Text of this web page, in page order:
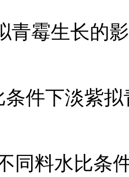
青霉生长的
件下淡紫
同料水比条